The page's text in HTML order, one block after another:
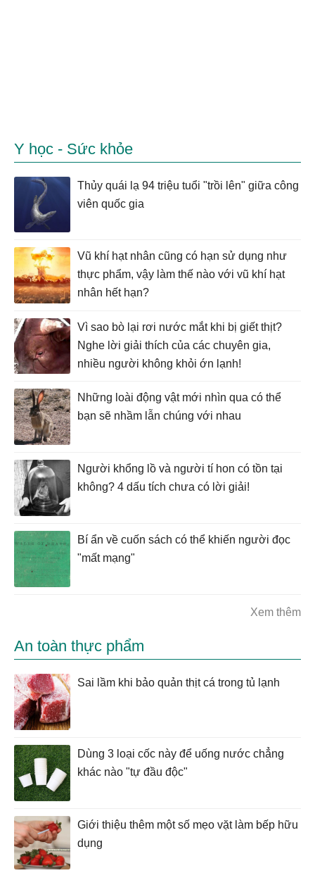
Y học - Sức khỏe
Thủy quái lạ 94 triệu tuổi "trồi lên" giữa công
viên quốc gia
Vũ khí hạt nhân cũng có hạn sử dụng như
thực phẩm, vậy làm thế nào với vũ khí hạt
nhân hết hạn?
Vì sao bò lại rơi nước mắt khi bị giết thịt?
Nghe lời giải thích của các chuyên gia,
nhiều người không khỏi ớn lạnh!
Những loài động vật mới nhìn qua có thể
bạn sẽ nhầm lẫn chúng với nhau
Người khổng lồ và người tí hon có tồn tại
không? 4 dấu tích chưa có lời giải!
Bí ẩn về cuốn sách có thể khiến người đọc
"mất mạng"
Xem thêm
An toàn thực phẩm
Sai lầm khi bảo quản thịt cá trong tủ lạnh
Dùng 3 loại cốc này để uống nước chẳng
khác nào "tự đầu độc"
Giới thiệu thêm một số mẹo vặt làm bếp hữu
dụng